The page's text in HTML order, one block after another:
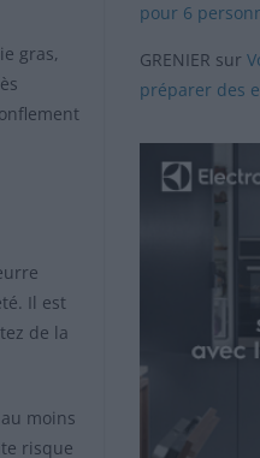
gras,
Il est
de la
moins
risque
pour 6
GRENIER sur
préparer des